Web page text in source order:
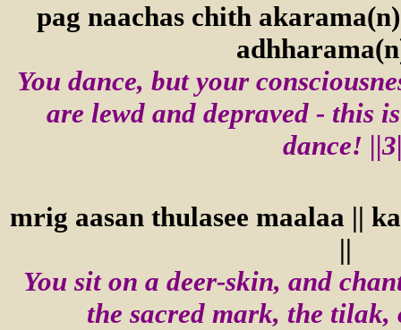
pag naachas chith
You dance, but your
are lewd and depraved - this
dance!
mrig aasan thulasee maalaa ||
||
You sit on a deer-skin, and
the sacred mark, the tilak,